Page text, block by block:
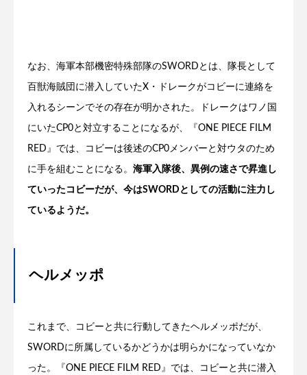
なお、海軍本部機密特殊部隊のSWORDとは、隊長として
百獣海賊団に潜入していたX・ドレークがコビーに連絡を
入れるシーンでその存在が明かされた。ドレークはワノ国
にいたCP0と対立することになるが、『ONE PIECE FILM
RED』では、コビーは後述のCP0メンバーと対ウタのため
に手を組むことになる。 海軍入隊後、異例の速さで昇進し
ていったコビーだが、今はSWORDとしての活動に注力し
ているようだ。
ヘルメッポ
これまで、コビーと共に行動してきたヘルメッポだが、
SWORDに所属しているかどうかは明らかになっていなか
った。『ONE PIECE FILM RED』では、コビーと共に潜入